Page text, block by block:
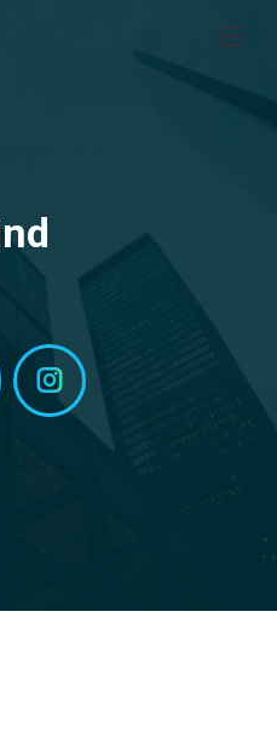
Instagram